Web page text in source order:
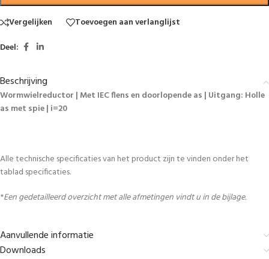
Vergelijken
Toevoegen aan verlanglijst
Deel:
Beschrijving
Wormwielreductor | Met IEC flens en doorlopende as | Uitgang: Holle
as met spie | i=20
Alle technische specificaties van het product zijn te vinden onder het
tablad specificaties.
*Een gedetailleerd overzicht met alle afmetingen vindt u in de bijlage.
Aanvullende informatie
Downloads